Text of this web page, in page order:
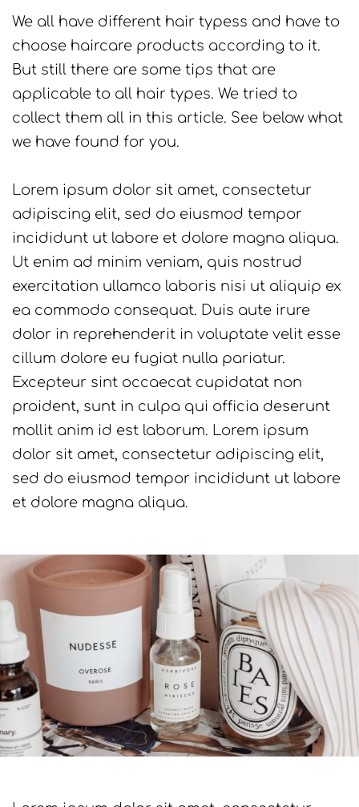
We all have different hair typess and have to
choose haircare products according to it.
But still there are some tips that are
applicable to all hair types. We tried to
collect them all in this article. See below what
we have found for you.
Lorem ipsum dolor sit amet, consectetur
adipiscing elit, sed do eiusmod tempor
incididunt ut labore et dolore magna aliqua.
Ut enim ad minim veniam, quis nostrud
exercitation ullamco laboris nisi ut aliquip ex
ea commodo consequat. Duis aute irure
dolor in reprehenderit in voluptate velit esse
cillum dolore eu fugiat nulla pariatur.
Excepteur sint occaecat cupidatat non
proident, sunt in culpa qui officia deserunt
mollit anim id est laborum. Lorem ipsum
dolor sit amet, consectetur adipiscing elit,
sed do eiusmod tempor incididunt ut labore
et dolore magna aliqua.